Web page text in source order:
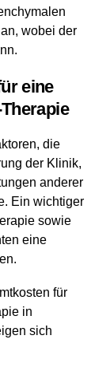
wobei der
eine
die
der Klinik,
anderer
Ein wichtiger
sowie
eine
für
in
sich